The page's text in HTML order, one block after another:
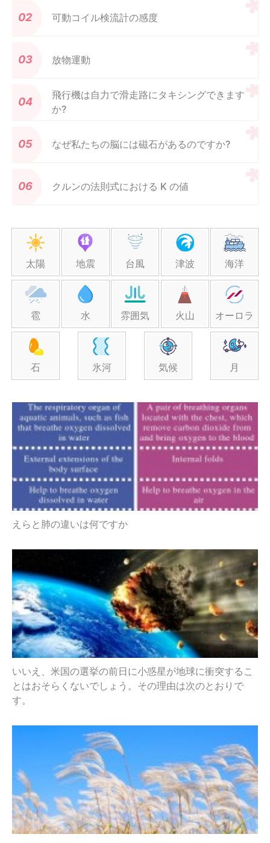
可動コイル検流計の感度
放物運動
飛行機は自力で滑走路にタキシングできます
か?
なぜ私たちの脳には磁石があるのですか?
クルンの法則式における K の値
太陽 地震 台風 津波 海洋
雹 水 雰囲気 火山 オーロラ
石 氷河 気候 月
えらと肺の違いは何ですか
いいえ、米国の選挙の前日に小惑星が地球に衝突するこ
とはおそらくないでしょう。その理由は次のとおりで
す。